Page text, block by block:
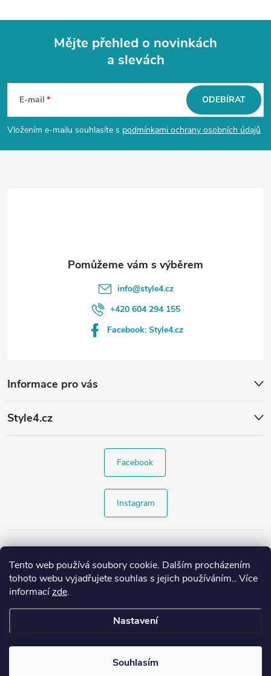
Tento web používá soubory cookie. Dalším procházením
tohoto webu vyjadřujete souhlas s jejich používáním.. Více
informacízde.
Nastavení
Souhlasím
p
a
Mějte přehled o novinkách
a slevách
E-mail
Vložením e-mailu souhlasíte s podmínkami ochrany osobních údajů
ODEBÍRAT
Informace pro vás
Style4.cz
info@style4.cz
+420 604 294 155
Facebook: Style4.cz
Facebook
Instagram
Copyright 2026Style4.cz. Všechna práva vyhrazena.